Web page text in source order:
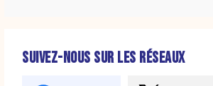
SUIVEZ-NOUS SUR LES RÉSEAUX